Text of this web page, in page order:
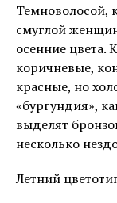
Темноволосой,
смуглой
осенние цвета.
коричневые,
красные, но
«бургундия»,
выделят
несколько
Летний